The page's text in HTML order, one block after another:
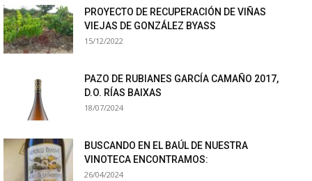
PROYECTO DE RECUPERACIÓN DE VIÑAS
VIEJAS DE GONZÁLEZ BYASS
15/12/2022
PAZO DE RUBIANES GARCÍA CAMAÑO 2017,
D.O. RÍAS BAIXAS
18/07/2024
BUSCANDO EN EL BAÚL DE NUESTRA
VINOTECA ENCONTRAMOS:
26/04/2024